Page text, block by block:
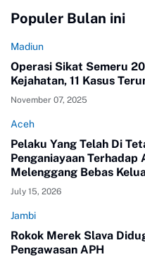
Populer Bulan ini
Madiun
Operasi Sikat Semeru
Kejahatan, 11 Kasus
November 07, 2025
Aceh
Pelaku Yang Telah Di
Penganiayaan
Melenggang Bebas
July 15, 2026
Jambi
Rokok Merek Slava
Pengawasan APH